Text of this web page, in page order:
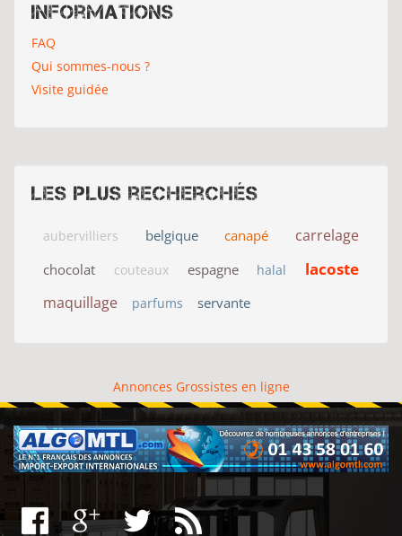
Informations
FAQ
Qui sommes-nous ?
Visite guidée
Les plus recherchés
aubervilliers belgique canapé carrelage
chocolat couteaux espagne halal lacoste
maquillage parfums servante
Annonces Grossistes en ligne